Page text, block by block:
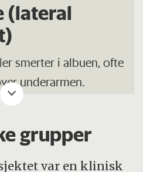
(lateral
smerter i albuen, ofte
underarmen.
av albueleddet.
årsak, men en
grupper
var en klinisk